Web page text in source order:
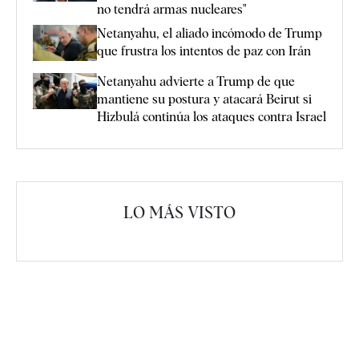
no tendrá armas nucleares"
Netanyahu, el aliado incómodo de Trump
que frustra los intentos de paz con Irán
Netanyahu advierte a Trump de que
mantiene su postura y atacará Beirut si
Hizbulá continúa los ataques contra Israel
LO MÁS VISTO